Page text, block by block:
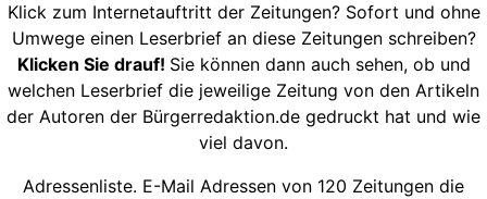
Klick zum Internetauftritt der Zeitungen? Sofort und ohne
Umwege einen Leserbrief an diese Zeitungen schreiben?
Klicken Sie drauf! Sie können dann auch sehen, ob und
welchen Leserbrief die jeweilige Zeitung von den Artikeln
der Autoren der Bürgerredaktion.de gedruckt hat und wie
viel davon.
Adressenliste. E-Mail Adressen von 120 Zeitungen die